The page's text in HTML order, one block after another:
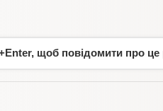
щоб повідомити про це